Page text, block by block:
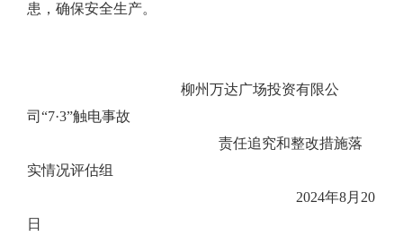
患，确保安全生产。
柳州万达广场投资有限公
司“7·3”触电事故
责任追究和整改措施落
实情况评估组
2024年8月 20
日